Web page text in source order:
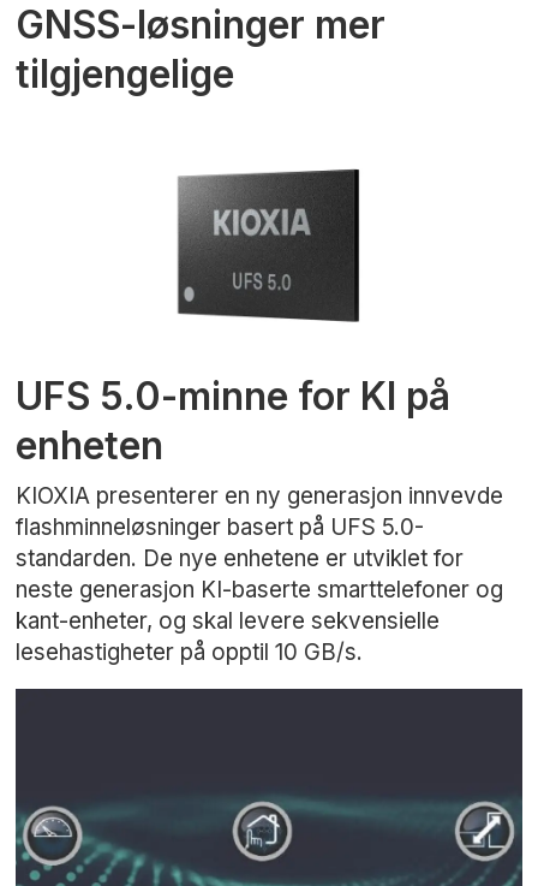
GNSS-løsninger mer
tilgjengelige
UFS 5.0-minne for KI på
enheten
KIOXIA presenterer en ny generasjon innvevde
flashminneløsninger basert på UFS 5.0-
standarden. De nye enhetene er utviklet for
neste generasjon KI-baserte smarttelefoner og
kant-enheter, og skal levere sekvensielle
lesehastigheter på opptil 10 GB/s.